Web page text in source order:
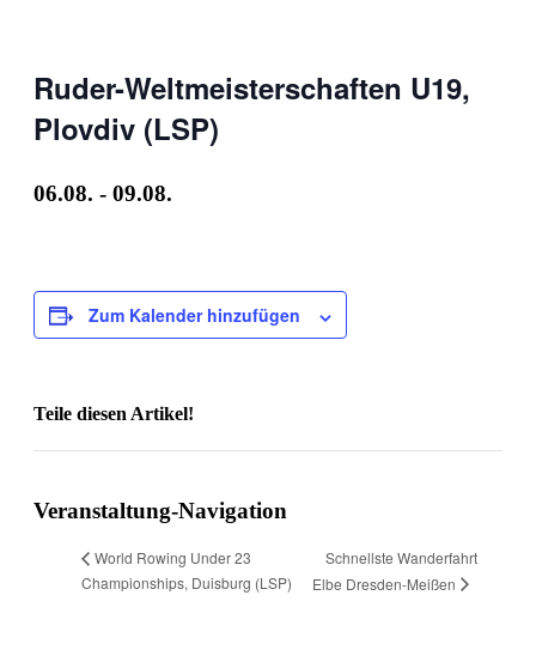
Ruder-Weltmeisterschaften U19,
Plovdiv (LSP)
06.08. - 09.08.
Zum Kalender hinzufügen
Teile diesen Artikel!
Veranstaltung-Navigation
World Rowing Under 23
Championships, Duisburg (LSP)
Schnellste Wanderfahrt
Elbe Dresden-Meißen